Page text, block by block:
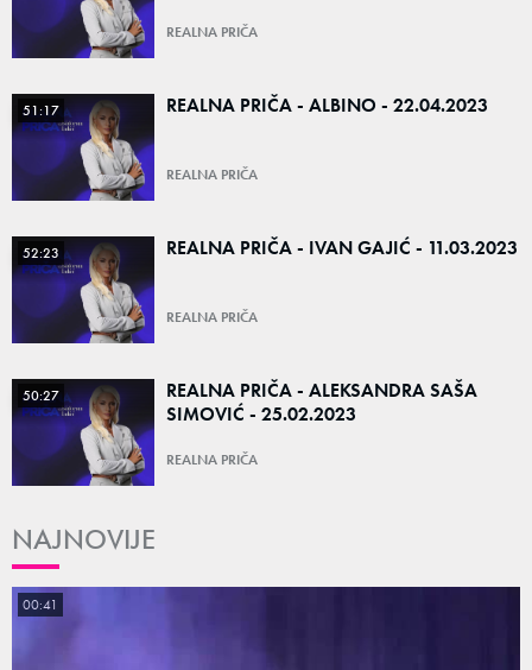
REALNA PRIČA
51:17 REALNA PRIČA - ALBINO - 22.04.2023
REALNA PRIČA
52:23 REALNA PRIČA - IVAN GAJIĆ - 11.03.2023
REALNA PRIČA
50:27
REALNA PRIČA - ALEKSANDRA SAŠA
SIMOVIĆ - 25.02.2023
REALNA PRIČA
NAJNOVIJE
00:41